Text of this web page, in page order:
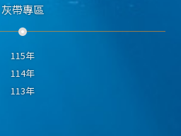
灰帶專區
115年
114年
113年